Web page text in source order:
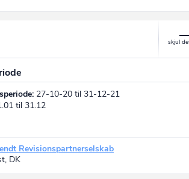
27-10-20 til 31-12-21
til 31.12
Revisionspartnerselskab
DK